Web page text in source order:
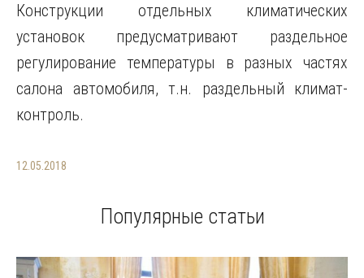
Конструкции отдельных климатических
установок предусматривают раздельное
регулирование температуры в разных частях
салона автомобиля, т.н. раздельный климат-
контроль.
12.05.2018
Популярные статьи